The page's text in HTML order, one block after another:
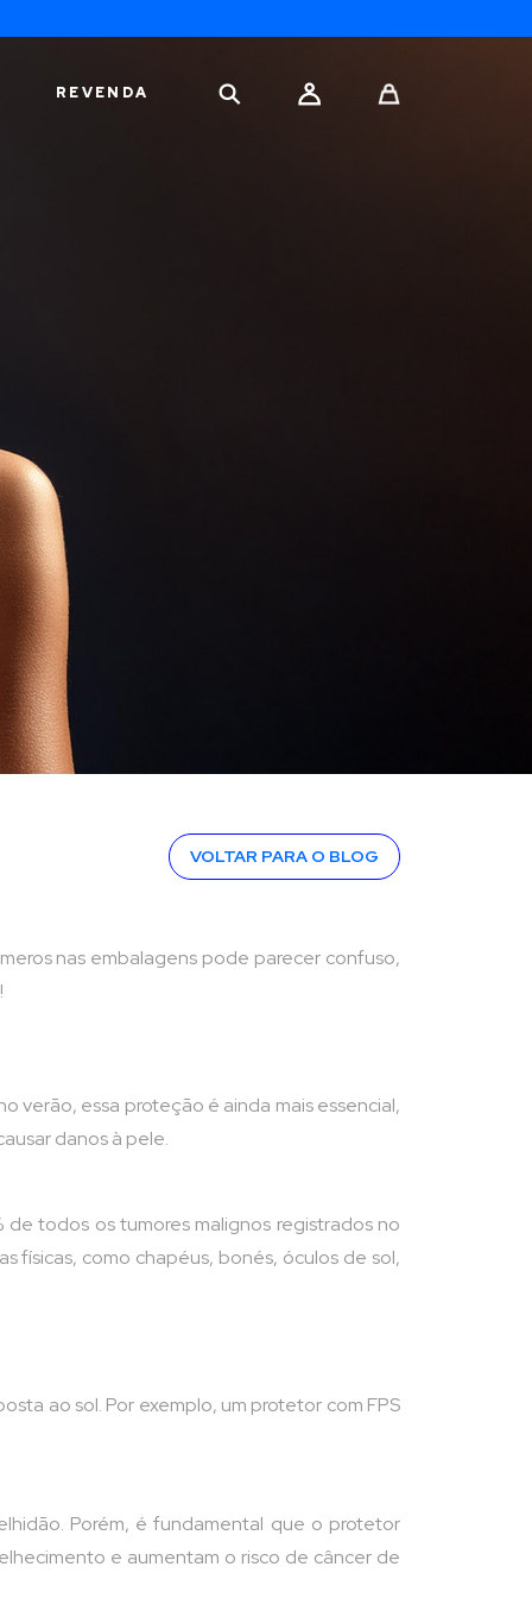
REVENDA
VOLTAR PARA O BLOG
nas embalagens pode parecer confuso,
verão, essa proteção é ainda mais essencial,
danos à pele.
todos os tumores malignos registrados no
físicas, como chapéus, bonés, óculos de sol,
ao sol. Por exemplo, um protetor com FPS
Porém, é fundamental que o protetor
e aumentam o risco de câncer de